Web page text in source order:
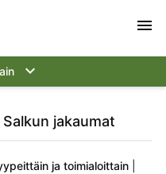
menu
keyboard_arrow_down
jakaumat
ja toimialoittain|